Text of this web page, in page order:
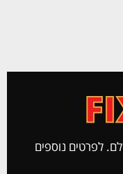
לפרטים נוספים